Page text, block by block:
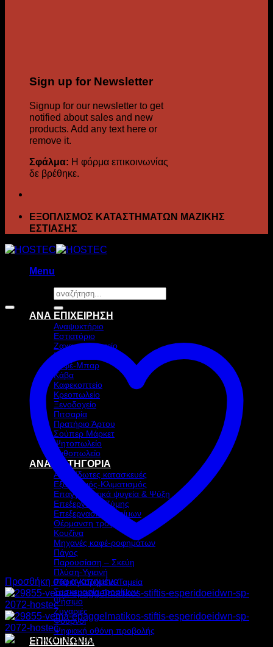
Sign up for Newsletter
Signup for our newsletter to get
notified about sales and new
products. Add any text here or
remove it.
Σφάλμα: Η φόρμα επικοινωνίας
δε βρέθηκε.
ΕΞΟΠΛΙΣΜΟΣ ΚΑΤΑΣΤΗΜΑΤΩΝ ΜΑΖΙΚΗΣ
ΕΣΤΙΑΣΗΣ
Menu
Αναζήτηση
για:
ΑΝΑ ΕΠΙΧΕΙΡΗΣΗ
Αναψυκτήριο
Εστιατόριο
Ζαχαροπλαστείο
Ιχθυοπωλείο
Καφέ-Μπαρ
Κάβα
Καφεκοπτείο
Κρεοπωλείο
Ξενοδοχείο
Πιτσαρία
Πρατήριο Άρτου
Σούπερ Μάρκετ
Ψητοπωλείο
Ανθοπωλείο
ΑΝΑ ΚΑΤΗΓΟΡΙΑ
Ανοξείδωτες κατασκευές
Εξαερισμός-Κλιματισμός
Επαγγελματικά ψυγεία & Ψύξη
Επεξεργασία Ζύμης
Επεξεργασία τροφίμων
Θέρμανση τροφίμων
Κουζίνα
Μηχανές καφέ-ροφημάτων
Πάγος
Παρουσίαση – Σκεύη
Πλύση-Υγιεινή
Ράφια-Καρότσια-Ταμεία
Συσκευασία τροφίμων
Ψήσιμο
Ζυγαριές
Φούρνοι
Ψηφιακή οθόνη προβολής
ΕΠΙΚΟΙΝΩΝΙΑ
Προσθήκη στα αγαπημένα